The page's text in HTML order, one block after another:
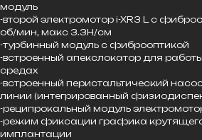
модуль
-второй электромотор i-XR3 L с
об/мин, макс 3.3Н/см
-турбинный модуль с фиброоптикой
-встроенный апекслокатор для
средах
-встроенный перистальтический
линии (интегрированный
-реципрокальный модуль
-режим фиксации графика
имплантации